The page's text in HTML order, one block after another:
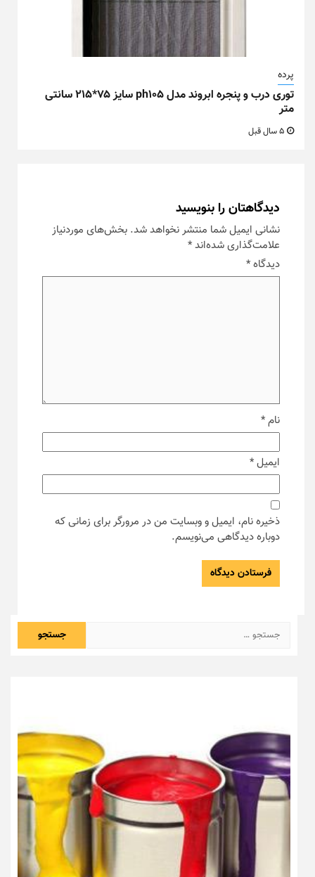
پرده
توری درب و پنجره ابروند مدل ph105 سایز ۷۵*۲۱۵ سانتی
متر
دیدگاهتان را بنویسید
نشانی ایمیل شما منتشر نخواهد شد. بخش‌های موردنیاز
علامت‌گذاری شده‌اند*
دیدگاه*
نام*
ایمیل*
ذخیره نام، ایمیل و وبسایت من در مرورگر برای زمانی که
دوباره دیدگاهی می‌نویسم.
جستجو
برای: